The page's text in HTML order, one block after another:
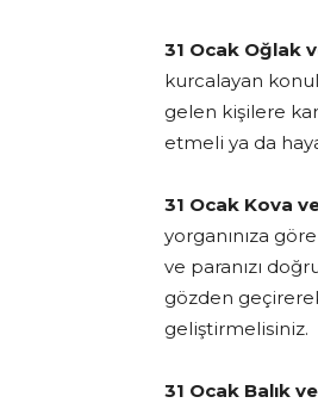
31 Ocak Oğlak
kurcalayan
gelen kişilere
etmeli ya da
31 Ocak Kova
yorganınıza
ve paranızı
gözden
geliştirmelisiniz.
31 Ocak Balık